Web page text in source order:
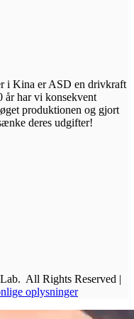
i Kina er ASD en drivkraft
år har vi konsekvent
produktionen og gjort
deres udgifter!
All Rights Reserved |
oplysninger